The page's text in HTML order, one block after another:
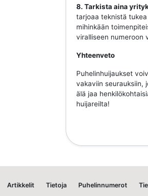
8. Tarkista aina
tarjoaa teknistä
mihinkään
viralliseen numeroon
Yhteenveto
Puhelinhuijaukset
vakaviin seurauksiin,
älä jaa
huijareilta!
Artikkelit Tietoja Puhelinnumerot